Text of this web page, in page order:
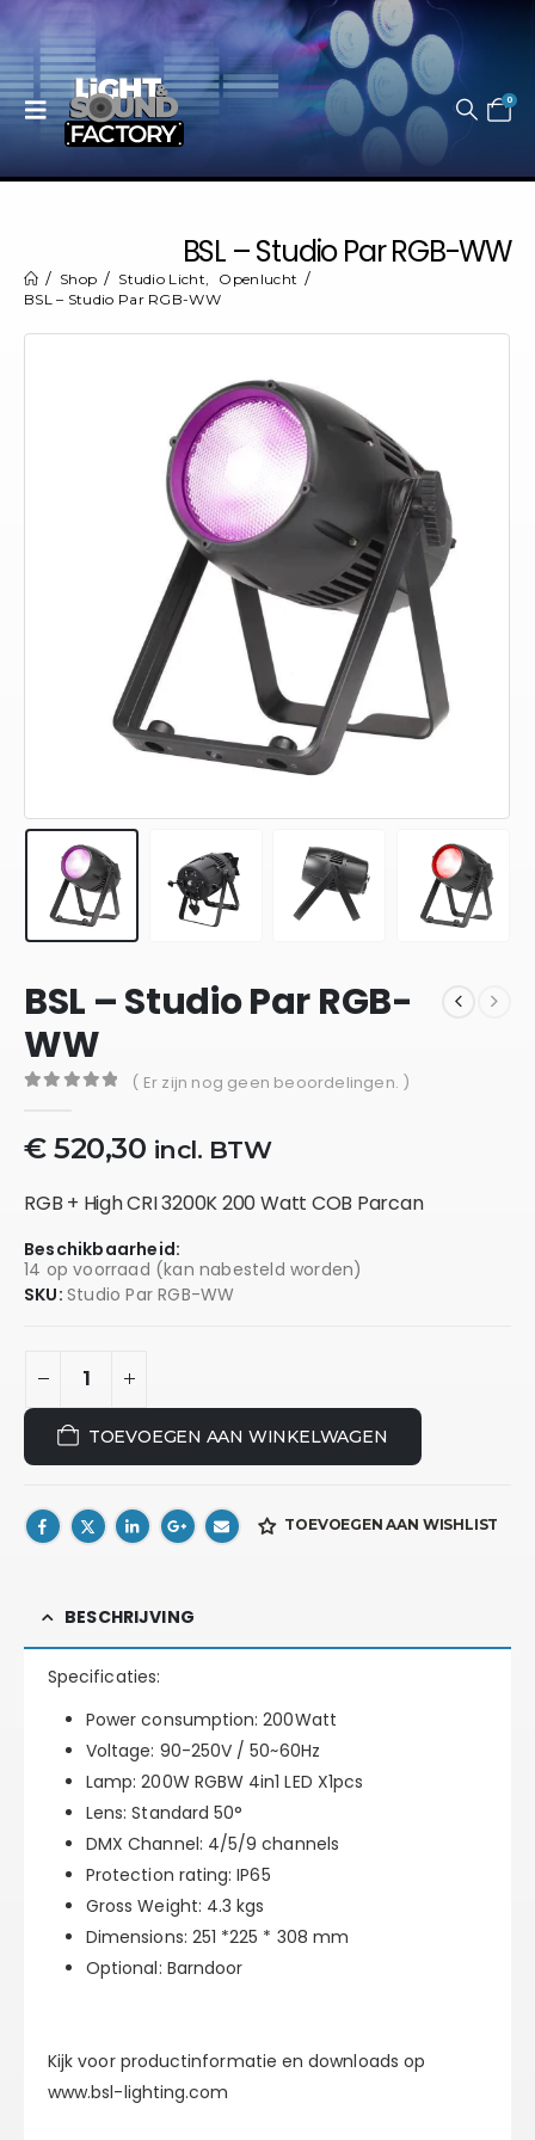
0
BSL – Studio Par RGB-WW
Shop Studio Licht,
Openlucht
BSL – Studio Par RGB-WW
BSL – Studio Par RGB-
WW
( Er zijn nog geen beoordelingen. )
€520,30 incl. BTW
RGB + High CRI 3200K 200 Watt COB Parcan
Beschikbaarheid:
14 op voorraad (kan nabesteld worden)
SKU: Studio Par RGB-WW
TOEVOEGEN AAN WINKELWAGEN
TOEVOEGEN AAN WISHLIST
BESCHRIJVING
Specificaties:
Power consumption: 200Watt
Voltage: 90-250V / 50~60Hz
Lamp: 200W RGBW 4in1 LED X1pcs
Lens: Standard 50°
DMX Channel: 4/5/9 channels
Protection rating: IP65
Gross Weight: 4.3 kgs
Dimensions: 251 *225 * 308 mm
Optional: Barndoor
Kijk voor productinformatie en downloads op
www.bsl-lighting.com